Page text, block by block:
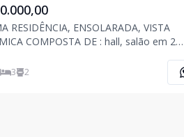
RESIDÊNCIA, ENSOLARADA, VISTA
COMPOSTA DE : hall, salão em 2
sala de tv, 3 quartos todos com
sendo um suíte master com closet,
3 2